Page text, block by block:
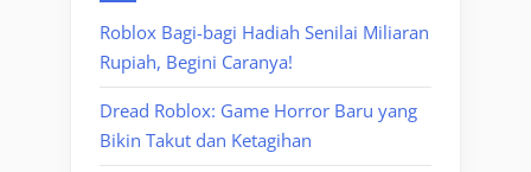
Roblox Bagi-bagi Hadiah Senilai Miliaran
Rupiah, Begini Caranya!
Dread Roblox: Game Horror Baru yang
Bikin Takut dan Ketagihan